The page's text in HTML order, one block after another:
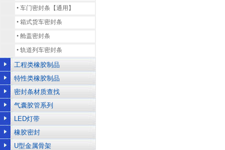
• 车门密封条【通用】
• 箱式货车密封条
• 舱盖密封条
• 轨道列车密封条
工程类橡胶制品
特性类橡胶制品
密封条材质查找
气囊胶管系列
LED灯带
橡胶密封
U型金属骨架